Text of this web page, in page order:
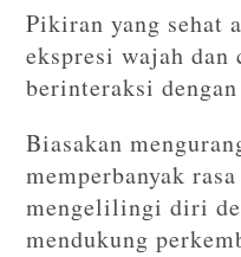
Pikiran yang sehat
ekspresi wajah dan
berinteraksi
Biasakan
memperbanyak
mengelilingi diri
mendukung